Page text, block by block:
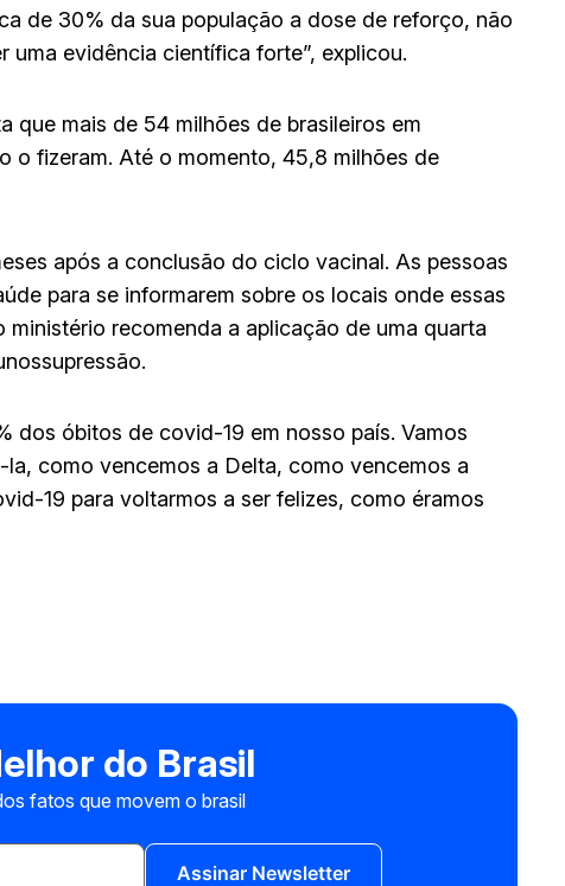
de 30% da sua população a dose de reforço, não
uma evidência científica forte”, explicou.
que mais de 54 milhões de brasileiros em
o fizeram. Até o momento, 45,8 milhões de
após a conclusão do ciclo vacinal. As pessoas
para se informarem sobre os locais onde essas
recomenda a aplicação de uma quarta
dos óbitos de covid-19 em nosso país. Vamos
como vencemos a Delta, como vencemos a
19 para voltarmos a ser felizes, como éramos
do Brasil
fatos que movem o brasil
Assinar Newsletter